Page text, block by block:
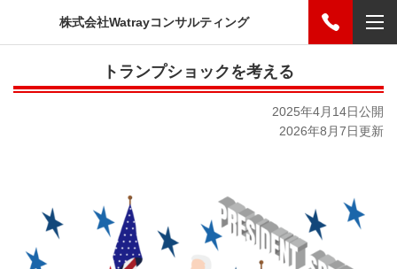
株式会社Watrayコンサルティング
トランプショックを考える
2025年4月14日公開
2026年8月7日更新